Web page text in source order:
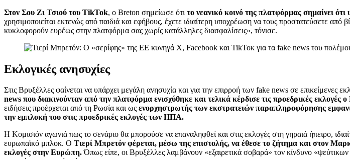
Στον Σου Ζι Τσιού του TikTok, ο Breton σημείωσε ότι το νεανικό κοινό της πλατφόρμας σημαίνει
χρησιμοποιείται εκτενώς από παιδιά και εφήβους, έχετε ιδιαίτερη υποχρέωση να τους προστατεύσετε από
κυκλοφορούν ευρέως στην πλατφόρμα σας χωρίς κατάλληλες διασφαλίσεις», τόνισε.
Εκλογικές ανησυχίες
Στις Βρυξέλλες φαίνεται να υπάρχει μεγάλη ανησυχία και για την επιρροή των fake news σε επικείμενες
news που διακινούνταν από την πλατφόρμα ενισχύθηκε και τελικά κέρδισε τις προεδρικές εκλογές
ειδήσεις προέρχεται από τη Ρωσία και ως ενορχηστρωτής των εκστρατειών παραπληροφόρησης
την εμπλοκή του στις προεδρικές εκλογές των ΗΠΑ.
Η Κομισιόν αγωνιά πως το σενάριο θα μπορούσε να επαναληφθεί και στις εκλογές στη γηραιά ήπειρο,
ευρωπαϊκό μπλοκ. Ο Τιερί Μπρετόν φέρεται, μέσω της επιστολής, να έθεσε το ζήτημα και στον
εκλογές στην Ευρώπη.Όπως είπε, οι Βρυξέλλες λαμβάνουν «εξαιρετικά σοβαρά» τον κίνδυνο